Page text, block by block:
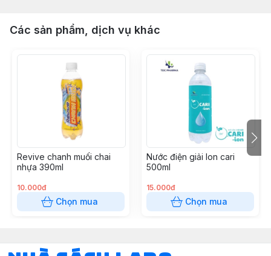
Các sản phẩm, dịch vụ khác
Revive chanh muối chai
nhựa 390ml
10.000đ
Chọn mua
Nước điện giải Ion cari
500ml
15.000đ
Chọn mua